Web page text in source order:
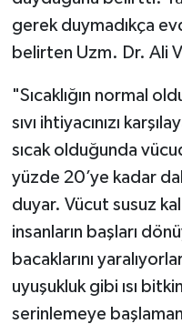
gerek duymadıkça
belirten Uzm. Dr. Ali
"Sıcaklığın normal
sıvı ihtiyacınızı
sıcak olduğunda
yüzde 20’ye kadar
duyar. Vücut susuz
insanların başları
bacaklarını
uyuşukluk gibi ısı
serinlemeye